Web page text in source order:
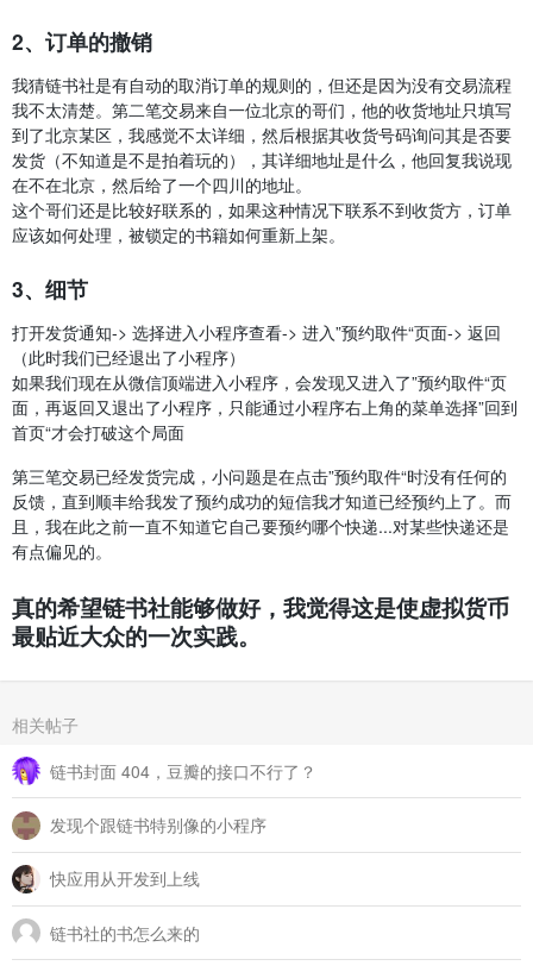
2、订单的撤销
我猜链书社是有自动的取消订单的规则的，但还是因为没有交易流程
我不太清楚。第二笔交易来自一位北京的哥们，他的收货地址只填写
到了北京某区，我感觉不太详细，然后根据其收货号码询问其是否要
发货（不知道是不是拍着玩的），其详细地址是什么，他回复我说现
在不在北京，然后给了一个四川的地址。
这个哥们还是比较好联系的，如果这种情况下联系不到收货方，订单
应该如何处理，被锁定的书籍如何重新上架。
3、细节
打开发货通知-> 选择进入小程序查看-> 进入”预约取件“页面-> 返回
（此时我们已经退出了小程序）
如果我们现在从微信顶端进入小程序，会发现又进入了”预约取件“页
面，再返回又退出了小程序，只能通过小程序右上角的菜单选择”回到
首页“才会打破这个局面
第三笔交易已经发货完成，小问题是在点击”预约取件“时没有任何的
反馈，直到顺丰给我发了预约成功的短信我才知道已经预约上了。而
且，我在此之前一直不知道它自己要预约哪个快递...对某些快递还是
有点偏见的。
真的希望链书社能够做好，我觉得这是使虚拟货币
最贴近大众的一次实践。
相关帖子
链书封面 404，豆瓣的接口不行了？
发现个跟链书特别像的小程序
快应用从开发到上线
链书社的书怎么来的